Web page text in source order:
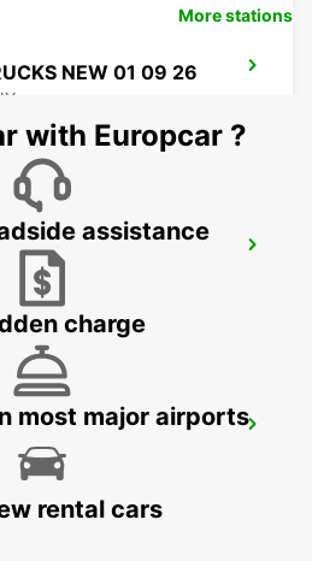
NEW 01 09 26
More stations
with Europcar ?
assistance
charge
most major airports
rental cars